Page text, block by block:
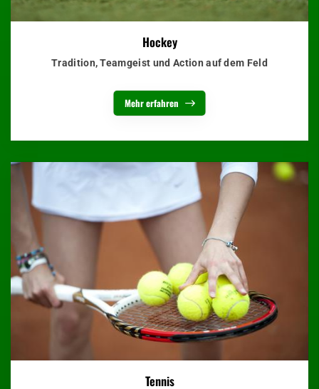
Hockey
Tradition, Teamgeist und Action auf dem Feld
Mehr erfahren
Tennis